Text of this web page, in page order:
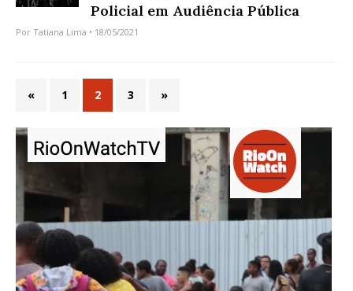
Policial em Audiência Pública
Por Tatiana Lima • 18/05/2021
« 1 2 3 »